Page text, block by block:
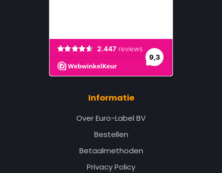
Informatie
Over Euro-Label BV
Bestellen
Betaalmethoden
Privacy Policy